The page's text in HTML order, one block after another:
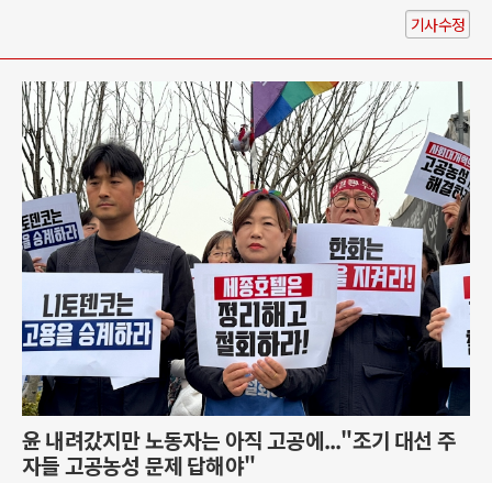
기사수정
윤 내려갔지만 노동자는 아직 고공에..."조기 대선 주
자들 고공농성 문제 답해야"